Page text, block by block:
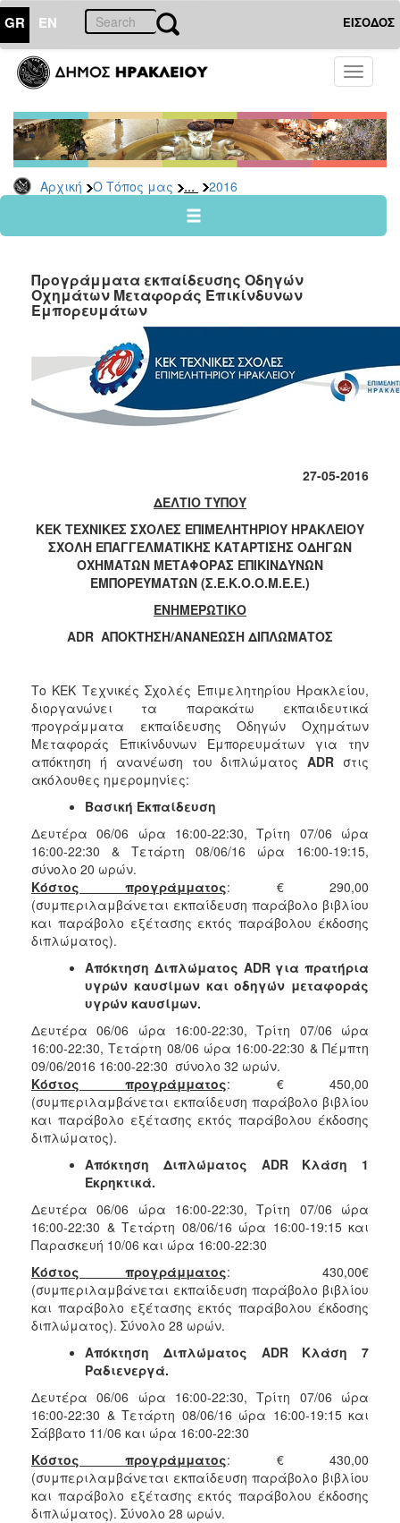
GR EN ΕΙΣΟΔΟΣ
Toggle
Αρχική Ο Τόπος μας ... 2016
ΤΟΠΟΣ
ΜΑΣ
Ανακοινώσεις
Αρχείο
2026
2024
2022
2021
2019
2018
2017
2011
ΑΝΘΕΚΤΙΚΗ
ΠΟΛΗ
Προγράμματα εκπαίδευσης Οδηγών
Οχημάτων Μεταφοράς Επικίνδυνων
Εμπορευμάτων
27-05-2016
ΔΕΛΤΙΟ ΤΥΠΟΥ
ΚΕΚ ΤΕΧΝΙΚΕΣ ΣΧΟΛΕΣ ΕΠΙΜΕΛΗΤΗΡΙΟΥ ΗΡΑΚΛΕΙΟΥ
ΣΧΟΛΗ ΕΠΑΓΓΕΛΜΑΤΙΚΗΣ ΚΑΤΑΡΤΙΣΗΣ ΟΔΗΓΩΝ
ΟΧΗΜΑΤΩΝ ΜΕΤΑΦΟΡΑΣ ΕΠΙΚΙΝΔΥΝΩΝ
ΕΜΠΟΡΕΥΜΑΤΩΝ (Σ.Ε.Κ.Ο.Ο.Μ.Ε.Ε.)
ΕΝΗΜΕΡΩΤΙΚΟ
ADR ΑΠΟΚΤΗΣΗ/ΑΝΑΝΕΩΣΗ ΔΙΠΛΩΜΑΤΟΣ
Το ΚΕΚ Τεχνικές Σχολές Επιμελητηρίου Ηρακλείου,
διοργανώνει τα παρακάτω εκπαιδευτικά
προγράμματα εκπαίδευσης Οδηγών Οχημάτων
Μεταφοράς Επικίνδυνων Εμπορευμάτων για την
απόκτηση ή ανανέωση του διπλώματοςADR στις
ακόλουθες ημερομηνίες:
Βασική Εκπαίδευση
Δευτέρα 06/06 ώρα 16:00-22:30, Τρίτη 07/06 ώρα
16:00-22:30 & Τετάρτη 08/06/16 ώρα 16:00-19:15,
σύνολο 20 ωρών.
Κόστος προγράμματος: € 290,00
(συμπεριλαμβάνεται εκπαίδευση παράβολο βιβλίου
και παράβολο εξέτασης εκτός παράβολου έκδοσης
διπλώματος).
Απόκτηση Διπλώματος ADRγια πρατήρια
υγρών καυσίμων και οδηγών μεταφοράς
υγρών καυσίμων.
Δευτέρα 06/06 ώρα 16:00-22:30, Τρίτη 07/06 ώρα
16:00-22:30, Τετάρτη 08/06 ώρα 16:00-22:30 & Πέμπτη
09/06/2016 16:00-22:30 σύνολο 32 ωρών.
Κόστος προγράμματος: € 450,00
(συμπεριλαμβάνεται εκπαίδευση παράβολο βιβλίου
και παράβολο εξέτασης εκτός παράβολου έκδοσης
διπλώματος).
Απόκτηση Διπλώματος ADRΚλάση 1
Εκρηκτικά.
Δευτέρα 06/06 ώρα 16:00-22:30, Τρίτη 07/06 ώρα
16:00-22:30 & Τετάρτη 08/06/16 ώρα 16:00-19:15 και
Παρασκευή 10/06 και ώρα 16:00-22:30
Κόστος προγράμματος: 430,00€
(συμπεριλαμβάνεται εκπαίδευση παράβολο βιβλίου
και παράβολο εξέτασης εκτός παράβολου έκδοσης
διπλώματος). Σύνολο 28 ωρών.
Απόκτηση Διπλώματος ADRΚλάση 7
Ραδιενεργά.
Δευτέρα 06/06 ώρα 16:00-22:30, Τρίτη 07/06 ώρα
16:00-22:30 & Τετάρτη 08/06/16 ώρα 16:00-19:15 και
Σάββατο 11/06 και ώρα 16:00-22:30
Κόστος προγράμματος: € 430,00
(συμπεριλαμβάνεται εκπαίδευση παράβολο βιβλίου
και παράβολο εξέτασης εκτός παράβολου έκδοσης
διπλώματος). Σύνολο 28 ωρών.